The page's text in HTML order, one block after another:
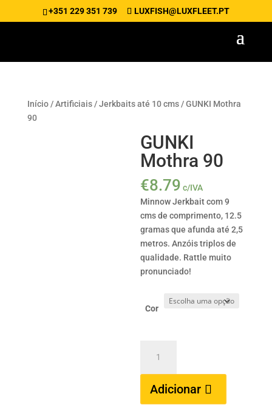
+351 229 351 739 LUXFISH@LUXFLEET.PT
Início/Artificiais/Jerkbaits até 10 cms/ GUNKI Mothra
90
GUNKI
Mothra 90
€8.79 c/IVA
Minnow Jerkbait com 9
cms de comprimento, 12.5
gramas que afunda até 2,5
metros. Anzóis triplos de
qualidade. Rattle muito
pronunciado!
Cor
GUNKI
Mothra
90
Adicionar